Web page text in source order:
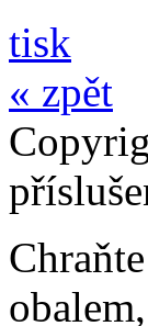
tisk
« zpět